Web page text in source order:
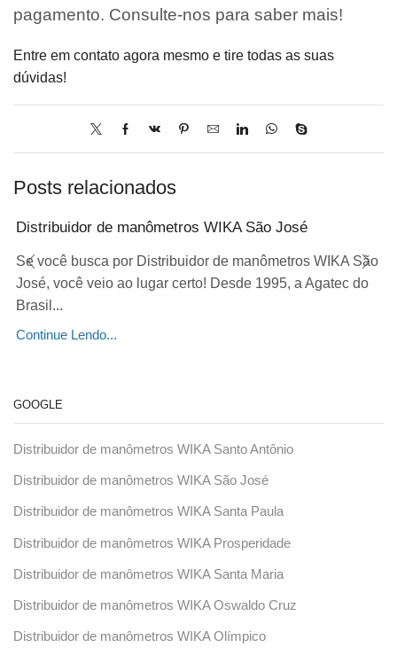
pagamento. Consulte-nos para saber mais!
Entre em contato agora mesmo e tire todas as suas
dúvidas!
Posts relacionados
Distribuidor de manômetros WIKA São José
Se você busca por Distribuidor de manômetros WIKA São
José, você veio ao lugar certo! Desde 1995, a Agatec do
Brasil...
Continue Lendo...
GOOGLE
Distribuidor de manômetros WIKA Santo Antônio
Distribuidor de manômetros WIKA São José
Distribuidor de manômetros WIKA Santa Paula
Distribuidor de manômetros WIKA Prosperidade
Distribuidor de manômetros WIKA Santa Maria
Distribuidor de manômetros WIKA Oswaldo Cruz
Distribuidor de manômetros WIKA Olímpico